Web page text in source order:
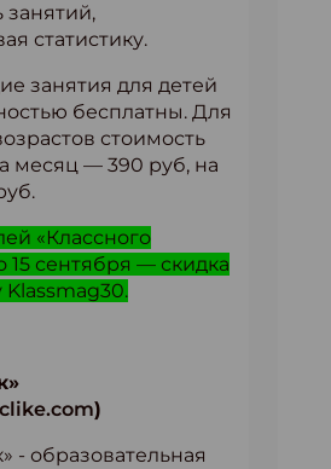
занятий,
статистику.
занятия для детей
бесплатны. Для
стоимость
месяц — 390 руб, на
«Классного
15 сентября — скидка
Klassmag30.
)
- образовательная